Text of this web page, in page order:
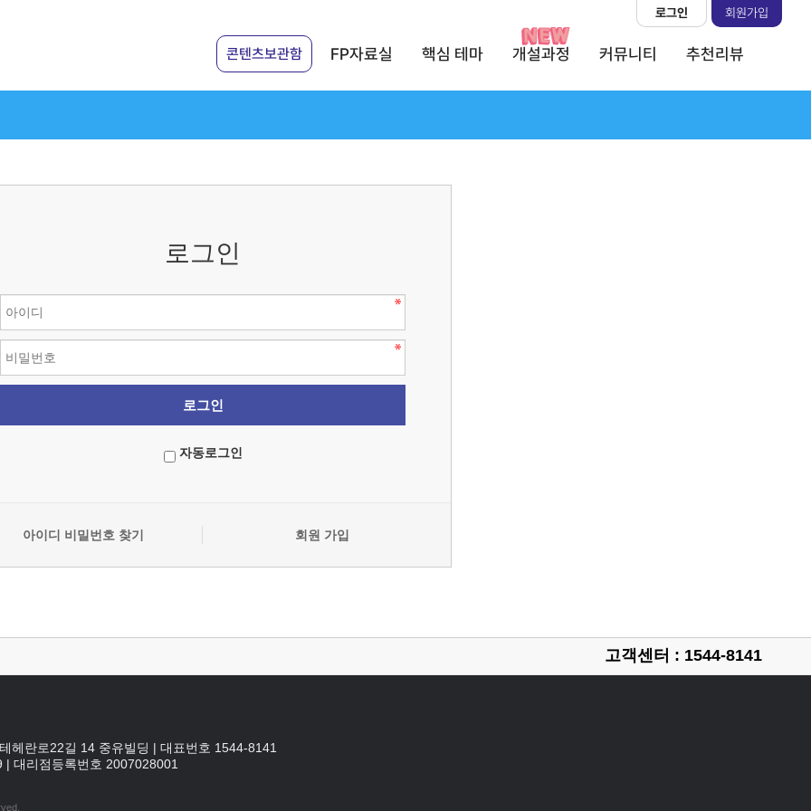
콘텐츠보관함 FP자료실 핵심 테마 개설과정 커뮤니티 추천리뷰
로그인 회원가입
로그인
자동로그인
아이디 비밀번호 찾기 회원 가입
고객센터 : 1544-8141
헤란로22길 14 중유빌딩 | 대표번호 1544-8141
| 대리점등록번호 2007028001